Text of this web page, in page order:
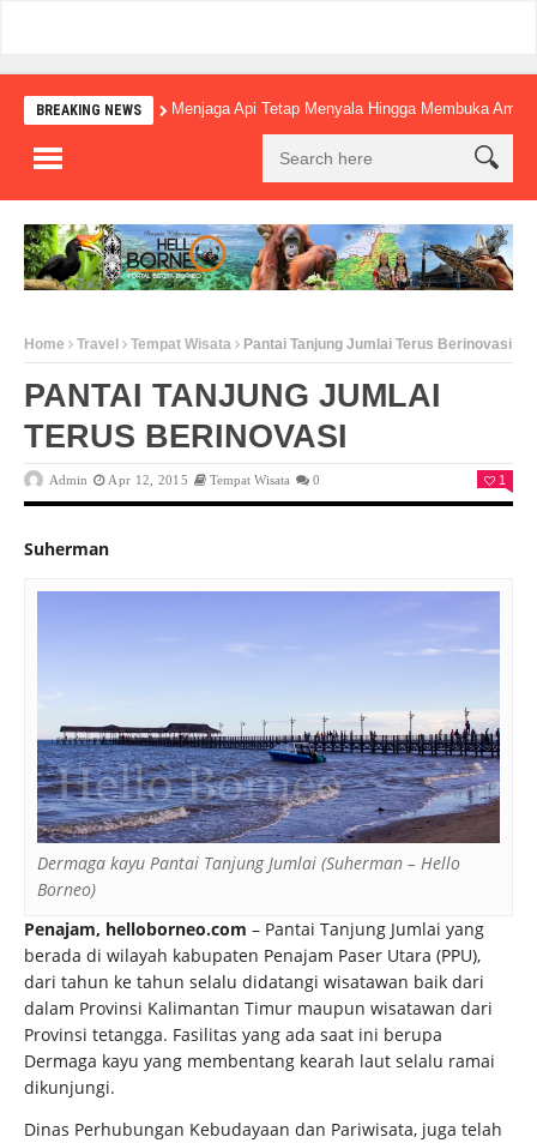
BREAKING NEWS Menjaga Api Tetap Menyala Hingga Membuka
Home Travel Tempat Wisata Pantai Tanjung Jumlai Terus Berinovasi
PANTAI TANJUNG JUMLAI
TERUS BERINOVASI
Admin Apr 12, 2015 Tempat Wisata 0 1
Suherman
Dermaga kayu Pantai Tanjung Jumlai (Suherman – Hello
Borneo)
Penajam, helloborneo.com – Pantai Tanjung Jumlai yang
berada di wilayah kabupaten Penajam Paser Utara (PPU),
dari tahun ke tahun selalu didatangi wisatawan baik dari
dalam Provinsi Kalimantan Timur maupun wisatawan dari
Provinsi tetangga. Fasilitas yang ada saat ini berupa
Dermaga kayu yang membentang kearah laut selalu ramai
dikunjungi.
Dinas Perhubungan Kebudayaan dan Pariwisata, juga telah